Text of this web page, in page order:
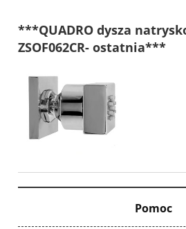
***QUADRO dysza
ZSOF062CR- ostatnia***
Pomoc